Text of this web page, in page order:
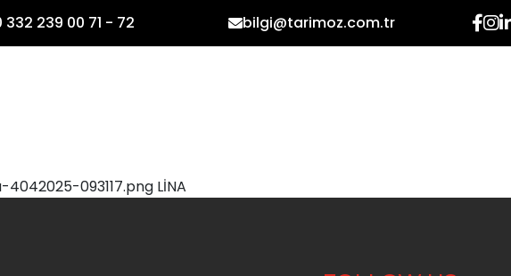
332 239 00 71 - 72 bilgi@tarimoz.com.tr
093117.png LİNA